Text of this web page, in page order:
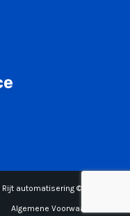
automatisering © 2026
Algemene Voorwaarden